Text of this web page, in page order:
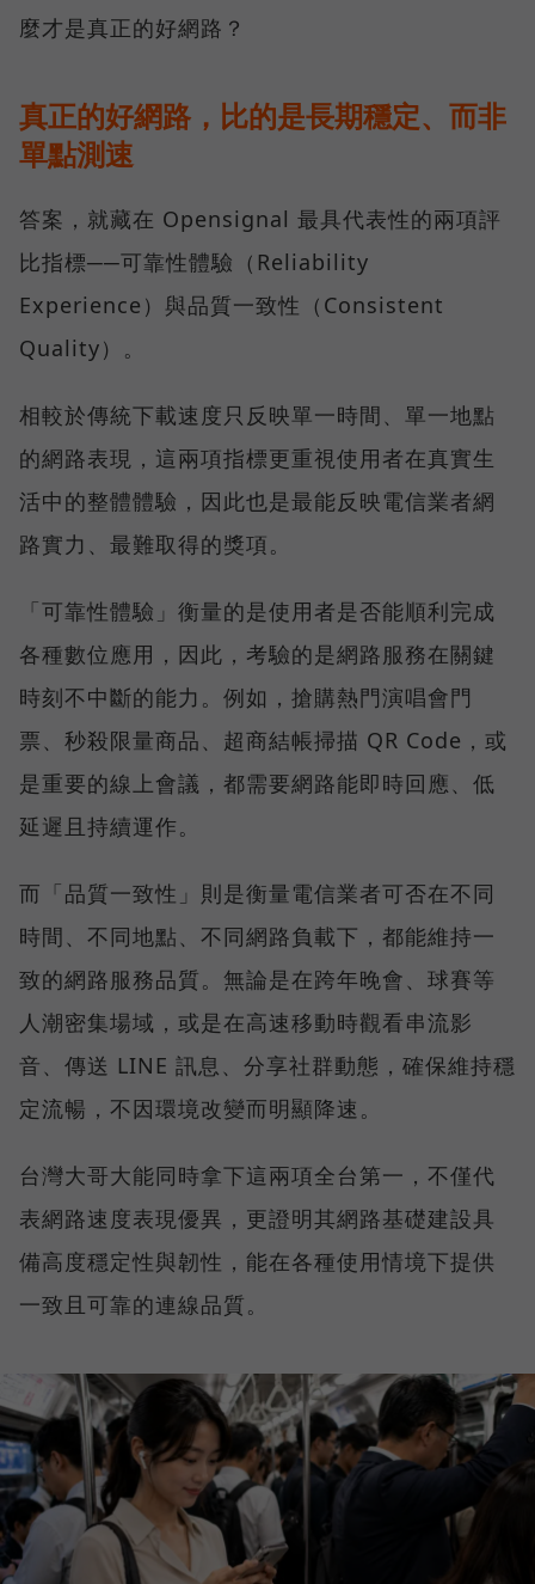
麼才是真正的好網路？
真正的好網路，比的是長期穩定、而非
單點測速
答案，就藏在 Opensignal 最具代表性的兩項評
比指標──可靠性體驗（Reliability
Experience）與品質一致性（Consistent
Quality）。
相較於傳統下載速度只反映單一時間、單一地點
的網路表現，這兩項指標更重視使用者在真實生
活中的整體體驗，因此也是最能反映電信業者網
路實力、最難取得的獎項。
「可靠性體驗」衡量的是使用者是否能順利完成
各種數位應用，因此，考驗的是網路服務在關鍵
時刻不中斷的能力。例如，搶購熱門演唱會門
票、秒殺限量商品、超商結帳掃描 QR Code，或
是重要的線上會議，都需要網路能即時回應、低
延遲且持續運作。
而「品質一致性」則是衡量電信業者可否在不同
時間、不同地點、不同網路負載下，都能維持一
致的網路服務品質。無論是在跨年晚會、球賽等
人潮密集場域，或是在高速移動時觀看串流影
音、傳送 LINE 訊息、分享社群動態，確保維持穩
定流暢，不因環境改變而明顯降速。
台灣大哥大能同時拿下這兩項全台第一，不僅代
表網路速度表現優異，更證明其網路基礎建設具
備高度穩定性與韌性，能在各種使用情境下提供
一致且可靠的連線品質。